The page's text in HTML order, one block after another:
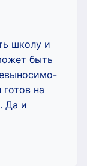
школу и
быть
на
Да и